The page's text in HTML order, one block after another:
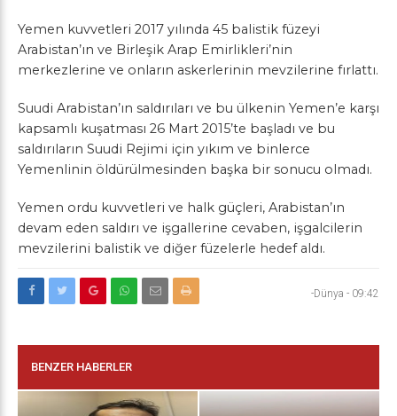
Yemen kuvvetleri 2017 yılında 45 balistik füzeyi
Arabistan’ın ve Birleşik Arap Emirlikleri’nin
merkezlerine ve onların askerlerinin mevzilerine fırlattı.
Suudi Arabistan’ın saldırıları ve bu ülkenin Yemen’e karşı
kapsamlı kuşatması 26 Mart 2015’te başladı ve bu
saldırıların Suudi Rejimi için yıkım ve binlerce
Yemenlinin öldürülmesinden başka bir sonucu olmadı.
Yemen ordu kuvvetleri ve halk güçleri, Arabistan’ın
devam eden saldırı ve işgallerine cevaben, işgalcilerin
mevzilerini balistik ve diğer füzelerle hedef aldı.
-Dünya - 09:42
BENZER HABERLER